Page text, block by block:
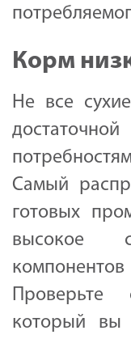
Корм
Не все
Самый
готовых
высокое
который вы